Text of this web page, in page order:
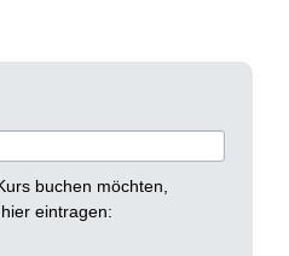
buchen möchten,
eintragen: